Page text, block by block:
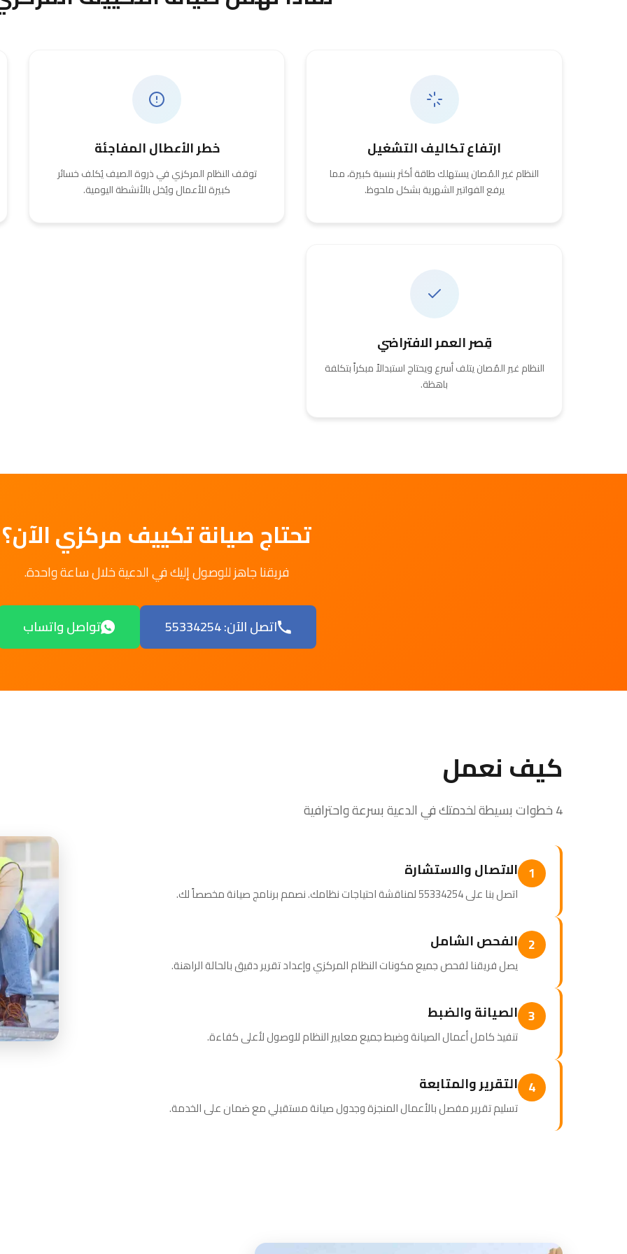
ارتفاع تكاليف التشغيل
النظام غير المُصان يستهلك طاقة أكثر بنسبة كبيرة، مما
يرفع الفواتير الشهرية بشكل ملحوظ.
خطر الأعطال المفاجئة
توقف النظام المركزي في ذروة الصيف يُكلف خسائر
كبيرة للأعمال ويُخل بالأنشطة اليومية.
قِصر العمر الافتراضي
النظام غير المُصان يتلف أسرع ويحتاج استبدالاً مبكراً بتكلفة
باهظة.
تحتاج صيانة تكييف مركزي الآن؟
فريقنا جاهز للوصول إليك في الدعية خلال ساعة واحدة.
اتصل الآن: 55334254 تواصل واتساب
كيف نعمل
4 خطوات بسيطة لخدمتك في الدعية بسرعة واحترافية
1 الاتصال والاستشارة
اتصل بنا على 55334254 لمناقشة احتياجات نظامك. نصمم برنامج صيانة مخصصاً لك.
2 الفحص الشامل
يصل فريقنا لفحص جميع مكونات النظام المركزي وإعداد تقرير دقيق بالحالة الراهنة.
3 الصيانة والضبط
تنفيذ كامل أعمال الصيانة وضبط جميع معايير النظام للوصول لأعلى كفاءة.
4 التقرير والمتابعة
تسليم تقرير مفصل بالأعمال المنجزة وجدول صيانة مستقبلي مع ضمان على الخدمة.